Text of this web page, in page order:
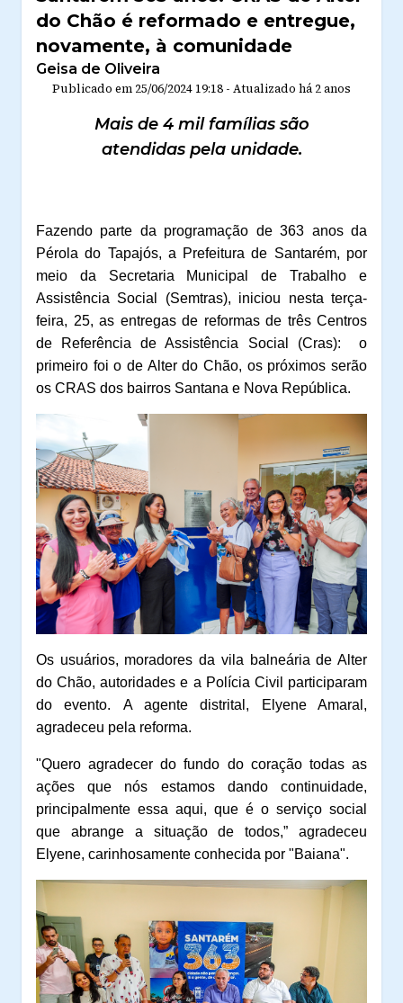
do Chão é reformado e entregue,
novamente, à comunidade
Geisa de Oliveira
Publicado em 25/06/2024 19:18 - Atualizado há 2 anos
Mais de 4 mil famílias são
atendidas pela unidade.
Fazendo parte da programação de 363 anos da
Pérola do Tapajós, a Prefeitura de Santarém, por
meio da Secretaria Municipal de Trabalho e
Assistência Social (Semtras), iniciou nesta terça-
feira, 25, as entregas de reformas de três Centros
de Referência de Assistência Social (Cras):
o
primeiro foi o de Alter do Chão, os próximos serão
os CRAS dos bairros Santana e Nova República.
Os usuários, moradores da vila balneária de Alter
do Chão, autoridades e a Polícia Civil participaram
do evento. A agente distrital, Elyene Amaral,
agradeceu pela reforma.
"Quero agradecer do fundo do coração todas as
ações que nós estamos dando continuidade,
principalmente essa aqui, que é o serviço social
que abrange a situação de todos,” agradeceu
Elyene, carinhosamente conhecida por "Baiana".